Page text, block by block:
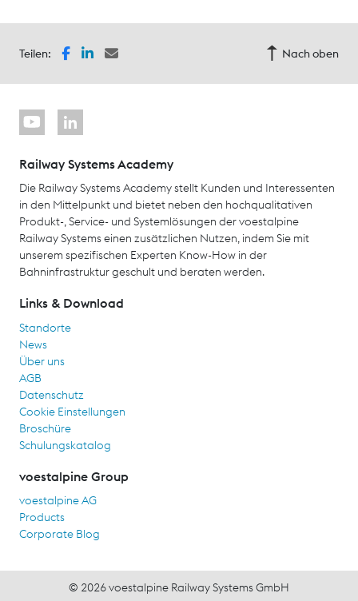
Teilen: Nach oben
Railway Systems Academy
Die Railway Systems Academy stellt Kunden und Interessenten
in den Mittelpunkt und bietet neben den hochqualitativen
Produkt-, Service- und Systemlösungen der voestalpine
Railway Systems einen zusätzlichen Nutzen, indem Sie mit
unserem spezifischen Experten Know-How in der
Bahninfrastruktur geschult und beraten werden.
Links & Download
Standorte
News
Über uns
AGB
Datenschutz
Cookie Einstellungen
Broschüre
Schulungskatalog
voestalpine Group
voestalpine AG
Products
Corporate Blog
© 2026 voestalpine Railway Systems GmbH